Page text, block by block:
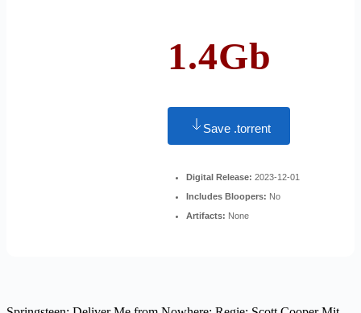
1.4Gb
Save .torrent
Digital Release: 2023-12-01
Includes Bloopers: No
Artifacts: None